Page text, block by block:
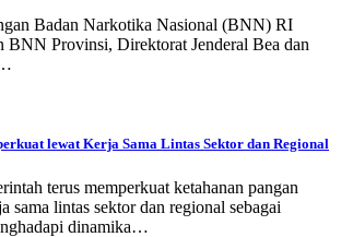
Badan Narkotika Nasional (BNN) RI
BNN Provinsi, Direktorat Jenderal Bea dan
lewat Kerja Sama Lintas Sektor dan Regional
terus memperkuat ketahanan pangan
sama lintas sektor dan regional sebagai
dinamika…